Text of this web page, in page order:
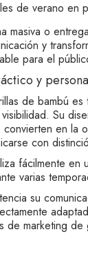
de verano en
masiva o
y
para el
y
de bambú
Su
en la
con
fácilmente en
varias
su
de marketing de